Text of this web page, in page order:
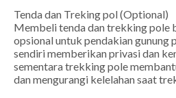
Tenda dan Treking pol (Optional)
Membeli tenda dan trekking pole
opsional untuk pendakian gunung
sendiri memberikan privasi dan
sementara trekking pole
dan mengurangi kelelahan saat